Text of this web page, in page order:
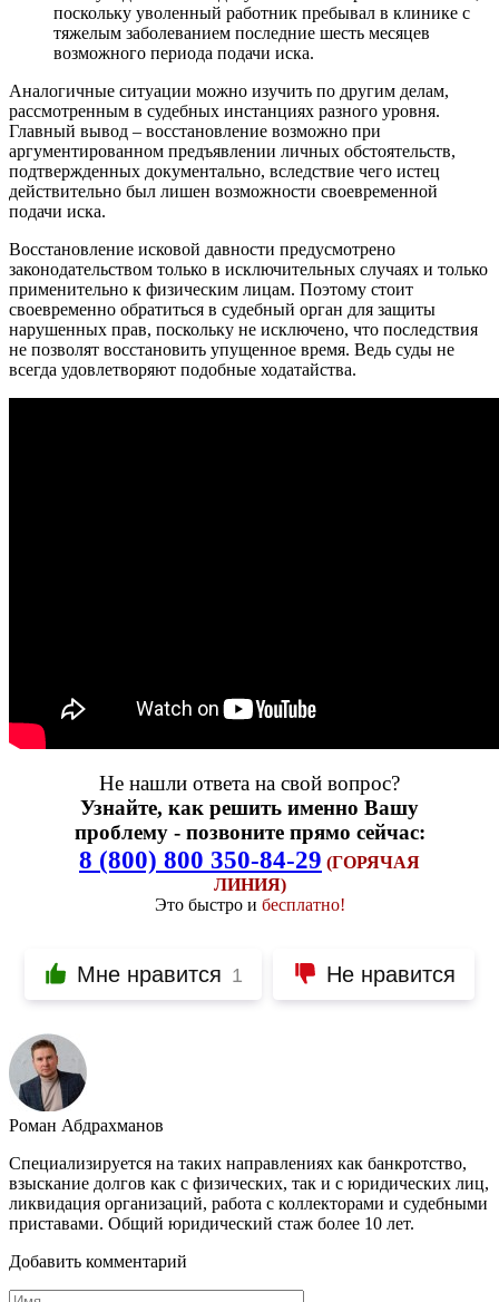
поскольку уволенный работник пребывал в клинике с
тяжелым заболеванием последние шесть месяцев
возможного периода подачи иска.
Аналогичные ситуации можно изучить по другим делам,
рассмотренным в судебных инстанциях разного уровня.
Главный вывод – восстановление возможно при
аргументированном предъявлении личных обстоятельств,
подтвержденных документально, вследствие чего истец
действительно был лишен возможности своевременной
подачи иска.
Восстановление исковой давности предусмотрено
законодательством только в исключительных случаях и только
применительно к физическим лицам. Поэтому стоит
своевременно обратиться в судебный орган для защиты
нарушенных прав, поскольку не исключено, что последствия
не позволят восстановить упущенное время. Ведь суды не
всегда удовлетворяют подобные ходатайства.
Не нашли ответа на свой вопрос?
Узнайте, как решить именно Вашу
проблему - позвоните прямо сейчас:
8 (800) 800 350-84-29 (ГОРЯЧАЯ
ЛИНИЯ)
Это быстро и бесплатно!
Мне нравится 1 Не нравится
Роман Абдрахманов
Специализируется на таких направлениях как банкротство,
взыскание долгов как с физических, так и с юридических лиц,
ликвидация организаций, работа с коллекторами и судебными
приставами. Общий юридический стаж более 10 лет.
Добавить комментарий
Имя